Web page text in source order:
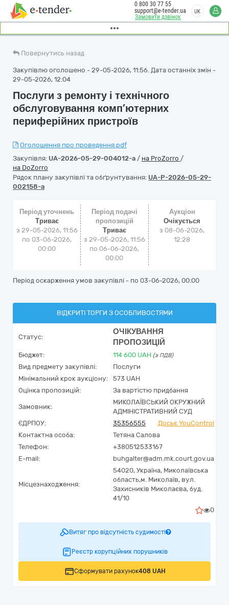
Замовити дзвінок
0 800 30 77 55
support@e-tender.ua
UK
Повернутись назад
Закупівлю оголошено - 29-05-2026, 11:56. Дата останніх змін -
29-05-2026, 12:04
Послуги з ремонту і технічного
обслуговування комп’ютерних
периферійних пристроїв
Оголошення про проведення.pdf
Закупівля: UA-2026-05-29-004012-a / на ProZorro /
на DoZorro
Рядок плану закупівлі та обґрунтування: UA-P-2026-05-29-
002158-a
Період уточнень
Триває
з 29-05-2026, 11:56
по 03-06-2026,
00:00
Період подачі
пропозицій
Триває
з 29-05-2026, 11:56
по 06-06-2026,
00:00
Аукціон
Очікується
з 08-06-2026,
12:28
Період оскарження умов закупівлі - по 03-06-2026, 00:00
ВІДКРИТІ ТОРГИ З ОСОБЛИВОСТЯМИ
Статус:
ОЧІКУВАННЯ
ПРОПОЗИЦІЙ
Бюджет: 114 600 UAH (з ПДВ)
Вид предмету закупівлі:
Послуги
Мінімальний крок аукціону:
573 UAH
Оцінка пропозицій:
За вартістю придбання
Замовник:
МИКОЛАЇВСЬКИЙ ОКРУЖНИЙ
АДМІНІСТРАТИВНИЙ СУД
ЄДРПОУ:
35356555
Досьє YouControl
Контактна особа:
Тетяна Салова
Телефон:
+380512533167
E-mail:
buhgalter@adm.mk.court.gov.ua
Місцезнаходження:
54020, Україна, Миколаївська
область,м. Миколаїв, вул.
Захисників Миколаєва, буд.
41/10
0
Витяг про відсутність судимості
Реєстр корупційних порушників
Сформувати рахунок408 UAH